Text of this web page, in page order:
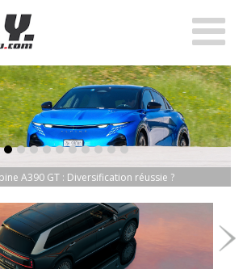
A390 GT : Diversification réussie ?
item-0
item-1
item-2
item-3
item-4
item-5
item-6
item-7
item-8
item-9